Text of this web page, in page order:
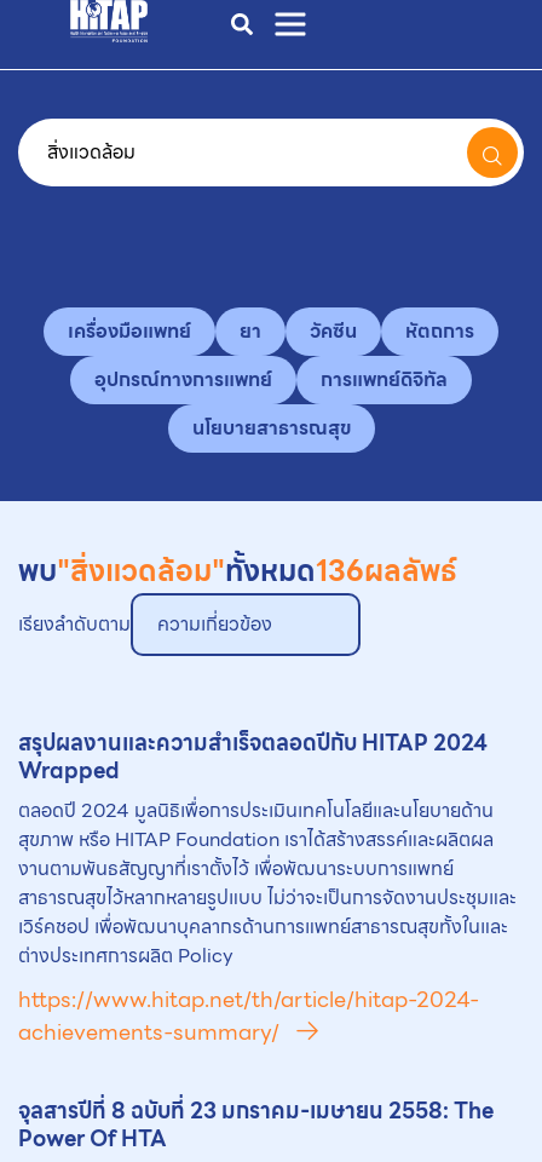
เครื่องมือแพทย์ ยา วัคซีน
หัตถการ
อุปกรณ์ทางการแพทย์
การแพทย์ดิจิทัล
นโยบายสาธารณสุข
พบ"สิ่งแวดล้อม"ทั้งหมด136ผลลัพธ์
เรียงลำดับตาม ความเกี่ยวข้อง
สรุปผลงานและความสำเร็จตลอดปีกับ HITAP 2024
Wrapped
ตลอดปี 2024 มูลนิธิเพื่อการประเมินเทคโนโลยีและนโยบายด้าน
สุขภาพ หรือ HITAP Foundation เราได้สร้างสรรค์และผลิตผล
งานตามพันธสัญญาที่เราตั้งไว้ เพื่อพัฒนาระบบการแพทย์
สาธารณสุขไว้หลากหลายรูปแบบ ไม่ว่าจะเป็นการจัดงานประชุมและ
เวิร์คชอป เพื่อพัฒนาบุคลากรด้านการแพทย์สาธารณสุขทั้งในและ
ต่างประเทศการผลิต Policy
https://www.hitap.net/th/article/hitap-2024-
achievements-summary/
จุลสารปีที่ 8 ฉบับที่ 23 มกราคม-เมษายน 2558: The
Power Of HTA